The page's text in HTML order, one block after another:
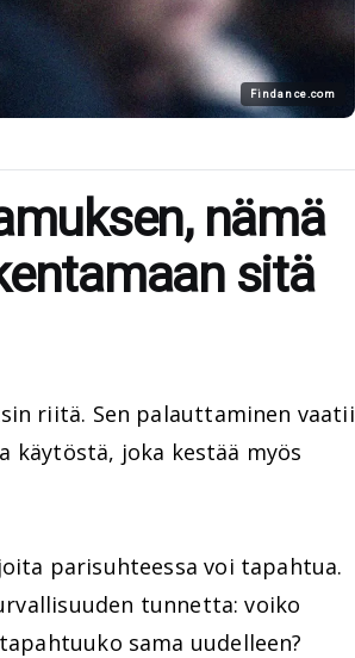
Findance.com
nämä
sitä
riitä. Sen palauttaminen vaatii
käytöstä, joka kestää myös
parisuhteessa voi tapahtua.
tunnetta: voiko
sama uudelleen?